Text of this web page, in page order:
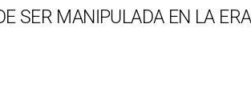
SER MANIPULADA EN LA